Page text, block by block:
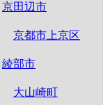
京田辺市
京都市上京区
綾部市
大山崎町